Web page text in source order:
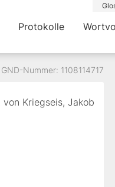
Protokolle
GND-Nummer: 1108114717